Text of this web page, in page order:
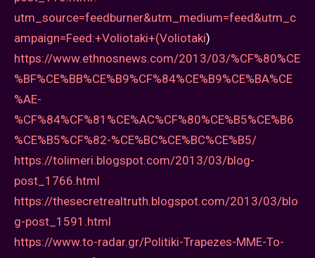
utm_source=feedburner&utm_medium=feed&utm_c
ampaign=Feed:+Voliotaki+(Voliotaki)
https://www.ethnosnews.com/2013/03/%CF%80%CE
%BF%CE%BB%CE%B9%CF%84%CE%B9%CE%BA%CE
%AE-
%CF%84%CF%81%CE%AC%CF%80%CE%B5%CE%B6
%CE%B5%CF%82-%CE%BC%CE%BC%CE%B5/
https://tolimeri.blogspot.com/2013/03/blog-
post_1766.html
https://thesecretrealtruth.blogspot.com/2013/03/blo
g-post_1591.html
https://www.to-radar.gr/Politiki-Trapezes-MME-To-